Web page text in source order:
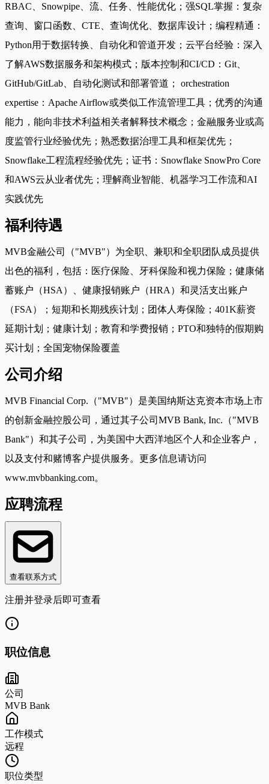
RBAC、Snowpipe、流、任务、性能优化；强SQL掌握：复杂
查询、窗口函数、CTE、查询优化、数据库设计；编程精通：
Python用于数据转换、自动化和管道开发；云平台经验：深入
了解AWS数据服务和架构模式；版本控制和CI/CD：Git、
GitHub/GitLab、自动化测试和部署管道； orchestration
expertise：Apache Airflow或类似工作流管理工具；优秀的沟通
能力，能向非技术利益相关者解释技术概念；金融服务业或高
度监管行业经验优先；熟悉数据治理工具和框架优先；
Snowflake工程流程经验优先；证书：Snowflake SnowPro Core
和AWS云从业者优先；理解商业智能、机器学习工作流和AI
实践优先
福利待遇
MVB金融公司（"MVB"）为全职、兼职和全职团队成员提供
出色的福利，包括：医疗保险、牙科保险和视力保险；健康储
蓄账户（HSA）、健康报销账户（HRA）和灵活支出账户
（FSA）；短期和长期残疾计划；团体人寿保险；401K薪资
延期计划；健康计划；教育和学费报销；PTO和独特的假期购
买计划；全国宠物保险覆盖
公司介绍
MVB Financial Corp.（"MVB"）是美国纳斯达克资本市场上市
的创新金融控股公司，通过其子公司MVB Bank, Inc.（"MVB
Bank"）和其子公司，为美国中大西洋地区个人和企业客户，
以及支付和赌博客户提供服务。更多信息请访问
www.mvbbanking.com。
应聘流程
查看联系方式
注册并登录后即可查看
职位信息
公司
MVB Bank
工作模式
远程
职位类型